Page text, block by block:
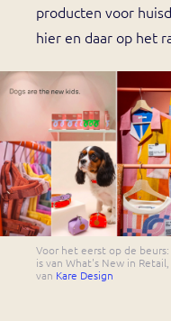
producten voor
hier en daar op het
Voor het eerst op de
is van What's New in
van Kare Design